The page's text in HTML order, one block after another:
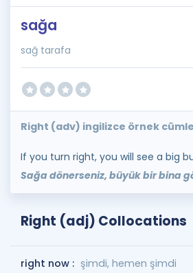
sağa
sağ tarafa
Right (adv) ingilizce örnek cümle
If you turn right, you will see a big
Sağa dönerseniz, büyük bir bina
Right (adj) Collocations
right now : şimdi, hemen şimdi